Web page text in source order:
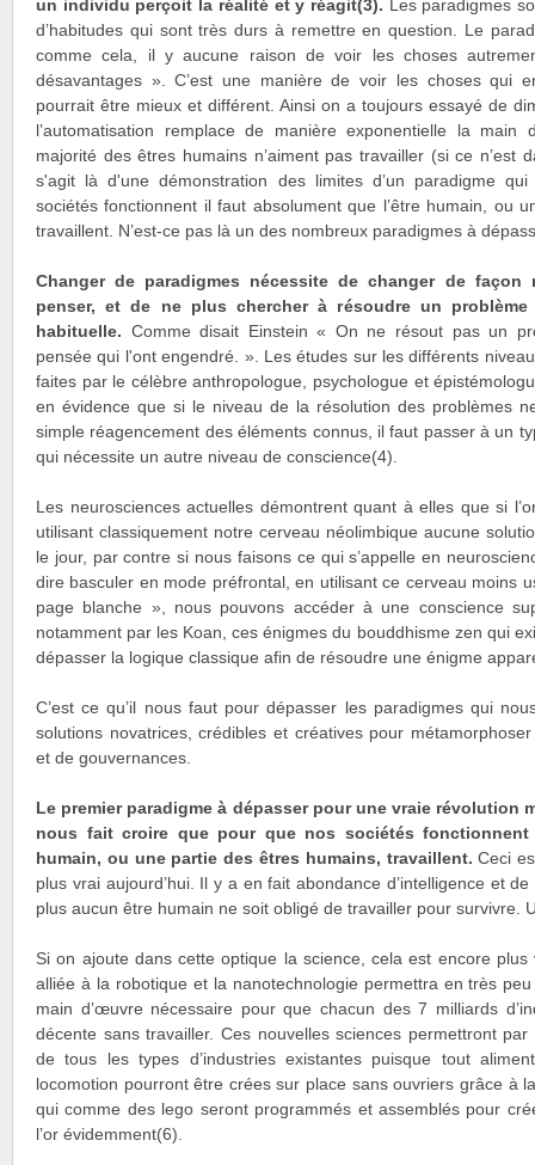
un individu perçoit la réalité et y réagit(3). Les paradigmes
d’habitudes qui sont très durs à remettre en question. Le
comme cela, il y aucune raison de voir les choses
désavantages ». C’est une manière de voir les choses qui
pourrait être mieux et différent. Ainsi on a toujours essayé de
l’automatisation remplace de manière exponentielle la
majorité des êtres humains n’aiment pas travailler (si ce n’est
s'agit là d'une démonstration des limites d’un paradigme
sociétés fonctionnent il faut absolument que l’être humain, ou
travaillent. N’est-ce pas là un des nombreux paradigmes à
Changer de paradigmes nécessite de changer de façon
penser, et de ne plus chercher à résoudre un
habituelle. Comme disait Einstein « On ne résout pas un
pensée qui l'ont engendré. ». Les études sur les différents
faites par le célèbre anthropologue, psychologue et
en évidence que si le niveau de la résolution des problèmes
simple réagencement des éléments connus, il faut passer à un
qui nécessite un autre niveau de conscience(4).
Les neurosciences actuelles démontrent quant à elles que si
utilisant classiquement notre cerveau néolimbique aucune
le jour, par contre si nous faisons ce qui s’appelle en
dire basculer en mode préfrontal, en utilisant ce cerveau moins
page blanche », nous pouvons accéder à une conscience
notamment par les Koan, ces énigmes du bouddhisme zen qui
dépasser la logique classique afin de résoudre une énigme
C’est ce qu’il nous faut pour dépasser les paradigmes qui
solutions novatrices, crédibles et créatives pour
et de gouvernances.
Le premier paradigme à dépasser pour une vraie révolution
nous fait croire que pour que nos sociétés
humain, ou une partie des êtres humains, travaillent. Ceci
plus vrai aujourd’hui. Il y a en fait abondance d’intelligence et
plus aucun être humain ne soit obligé de travailler pour survivre.
Si on ajoute dans cette optique la science, cela est encore plus
alliée à la robotique et la nanotechnologie permettra en très
main d’œuvre nécessaire pour que chacun des 7 milliards
décente sans travailler. Ces nouvelles sciences permettront
de tous les types d’industries existantes puisque tout
locomotion pourront être crées sur place sans ouvriers grâce à
qui comme des lego seront programmés et assemblés pour
l’or évidemment(6).